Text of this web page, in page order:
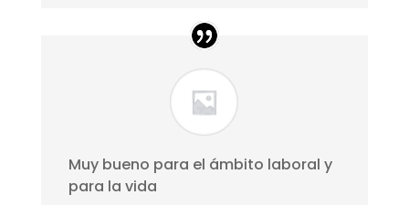
Muy bueno para el ámbito laboral y
para la vida